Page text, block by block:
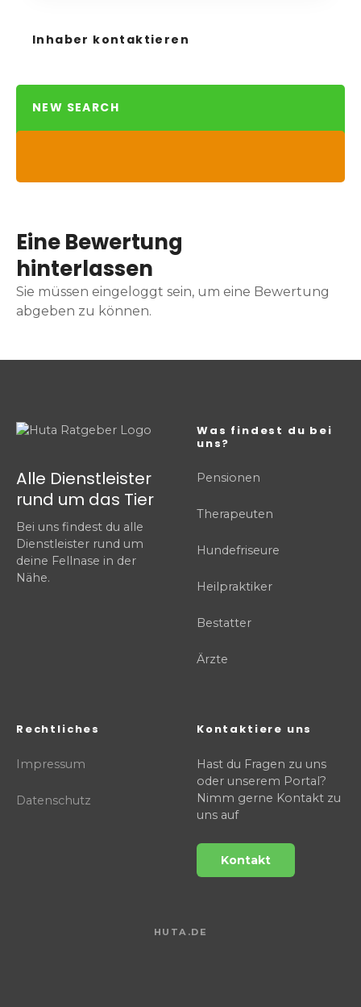
Inhaber kontaktieren
NEW SEARCH
Eine Bewertung
hinterlassen
Sie müssen eingeloggt sein, um eine Bewertung
abgeben zu können.
Alle Dienstleister
rund um das Tier
Bei uns findest du alle
Dienstleister rund um
deine Fellnase in der
Nähe.
Was findest du bei
uns?
Pensionen
Therapeuten
Hundefriseure
Heilpraktiker
Bestatter
Ärzte
Rechtliches
Impressum
Datenschutz
Kontaktiere uns
Hast du Fragen zu uns
oder unserem Portal?
Nimm gerne Kontakt zu
uns auf
Kontakt
HUTA.DE